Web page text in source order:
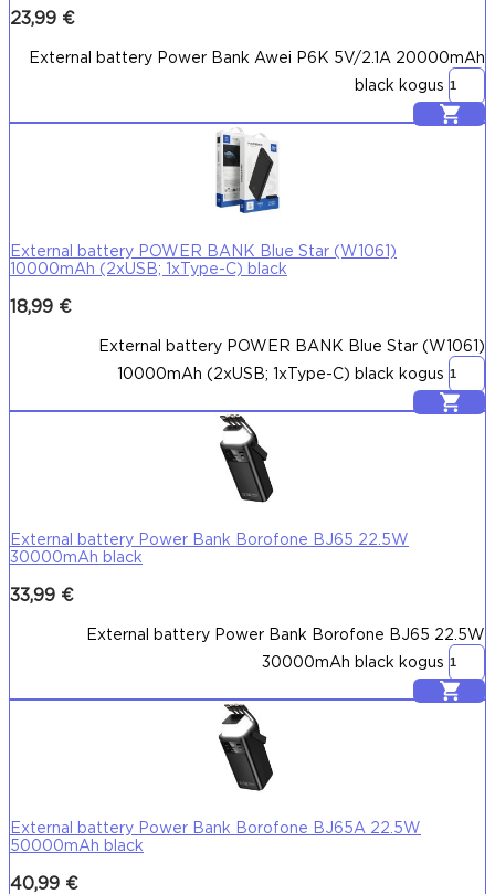
23,99 €
External battery Power Bank Awei P6K 5V/2.1A 20000mAh
black kogus
Lisa korvi
External battery POWER BANK Blue Star (W1061)
10000mAh (2xUSB; 1xType-C) black
18,99 €
External battery POWER BANK Blue Star (W1061)
10000mAh (2xUSB; 1xType-C) black kogus
Lisa korvi
External battery Power Bank Borofone BJ65 22.5W
30000mAh black
33,99 €
External battery Power Bank Borofone BJ65 22.5W
30000mAh black kogus
Lisa korvi
External battery Power Bank Borofone BJ65A 22.5W
50000mAh black
40,99 €